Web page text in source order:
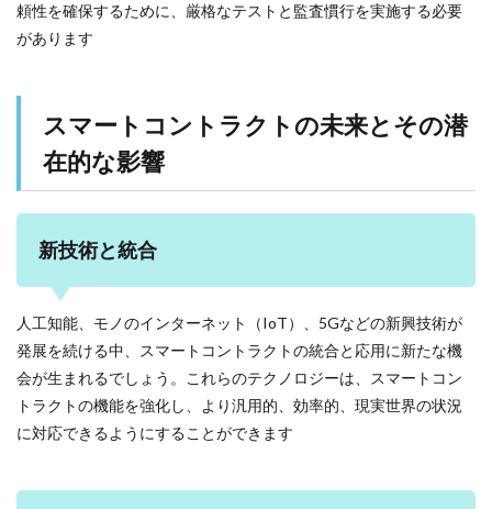
頼性を確保するために、厳格なテストと監査慣行を実施する必要
があります
スマートコントラクトの未来とその潜
在的な影響
新技術と統合
人工知能、モノのインターネット（IoT）、5Gなどの新興技術が
発展を続ける中、スマートコントラクトの統合と応用に新たな機
会が生まれるでしょう。これらのテクノロジーは、スマートコン
トラクトの機能を強化し、より汎用的、効率的、現実世界の状況
に対応できるようにすることができます